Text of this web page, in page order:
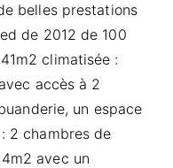
belles prestations
de 2012 de 100
climatisée :
accès à 2
un espace
2 chambres de
avec un